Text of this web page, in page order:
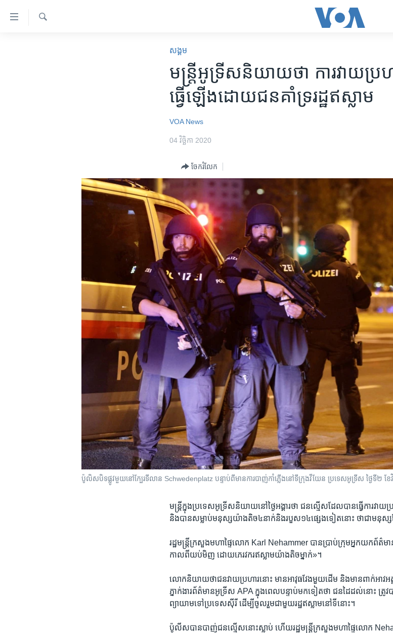
ទៅ​
សង្គម
មន្ត្រី​​អូទ្រីស​និយាយ​ថា ​ការ​វាយ​ប្រ
ធ្វើ​ឡើង​ដោយ​ជន​​គាំទ្រ​រដ្ឋ​ឥស្លាម​
VOA News
04 វិច្ឆិកា 2020
ចែករំលែក
ប៉ូលិស​បិទ​ផ្លូវ​មួយ​នៅ​ក្បែរ​ទីលាន Schwedenplatz បន្ទាប់​ពី​​មាន​ការ​បាញ់​កាំភ្លើង​នៅ​ទីក្រុង​វីយែន ប្រទេស​អូទ្រីស ​​ថ្ងៃ​ទី២ ខែវិ
មន្ត្រី​ក្នុង​ប្រទេស​អូទ្រីសនិយាយ​នៅ​ថ្ងៃ​អង្គារ​ថា​ ជន​ល្មើសដែល​បាន​ធ្វើ​ការ​វាយ​
និងបាន​សម្លាប់​មនុស្ស​យ៉ាង​តិច​៤​នាក់​និង​របួស​១៤​ផ្សេង​ទៀត​នោះ​ ថា​ជាមនុស្ស​ដែ
រដ្ឋមន្ត្រី​ក្រសួង​មហាផ្ទៃ​លោក Karl Nehammer បាន​ប្រាប់​ក្រុម​អ្នក​យក​ព័ត៌
កាល​ពី​យប់​មិញ​ ដោយ​ភេរវករ​ឥស្លាម​យ៉ាង​តិច​ម្នាក់»។ ​
លោក​និយាយ​ថាជន​វាយ​ប្រហារ​នោះ​ មាន​អាវុធ​វែង​មួយ​ដើម​ និង​មាន​ពាក់​អាវ​អ
ភ្នាក់ងារ​ព័ត៌មាន​អូទ្រីស APA ​ក្នុង​ពេល​បន្ទាប់​មក​ទៀត​ថា​ ជន​ដៃ​ដល់​នោះ​ ត្រូ
ព្យាយាម​ទៅ​ប្រទេស​ស៊ីរី​ ដើម្បី​ចូលរួម​ជាមួយ​រដ្ឋ​ឥស្លាម​នៅ​ទី​នោះ។​
ប៉ូលីស​បាន​បាញ់​ជន​ល្មើស​នោះស្លាប់​ ហើយ​រដ្ឋមន្ត្រី​ក្រសួង​មហាផ្ទៃ​លោក